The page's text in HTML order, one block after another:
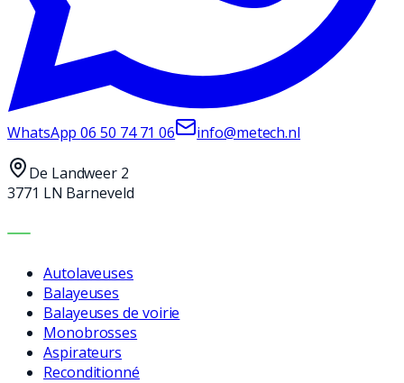
WhatsApp06 50 74 71 06 info@metech.nl
De Landweer 2
3771 LN Barneveld
MACHINES
Autolaveuses
Balayeuses
Balayeuses de voirie
Monobrosses
Aspirateurs
Reconditionné